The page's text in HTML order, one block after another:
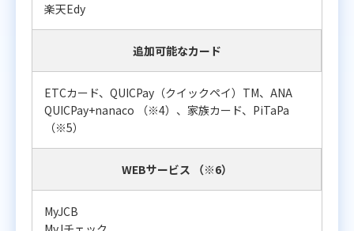
楽天Edy
追加可能なカード
ETCカード、QUICPay（クイックペイ）TM、ANA
QUICPay+nanaco （※4）、家族カード、PiTaPa
（※5）
WEBサービス （※6）
MyJCB